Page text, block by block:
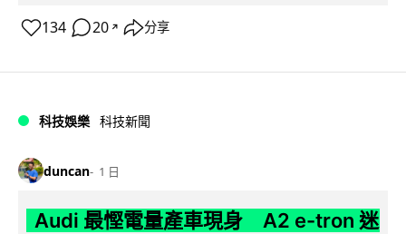
134 20 ↗ 分享
科技娛樂 科技新聞
duncan 1 日
Audi 最慳電量產車現身 A2 e-tron 迷